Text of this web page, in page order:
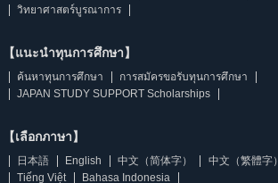
วิทยาศาสตร์บูรณาการ
【แนะนำทุนการศึกษา】
ค้นหาทุนการศึกษา
การสมัครขอรับทุนการศึกษา
JAPAN STUDY SUPPORT Scholarships
【เลือกภาษา】
日本語 English 中文（简体字） 中文（繁體字）
Tiếng Việt
Bahasa Indonesia